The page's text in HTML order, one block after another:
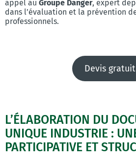
appel au Groupe Danger, expert
dans l’évaluation et la prévention
professionnels.
Devis gratuit
L’ÉLABORATION DU
UNIQUE INDUSTRIE :
PARTICIPATIVE ET